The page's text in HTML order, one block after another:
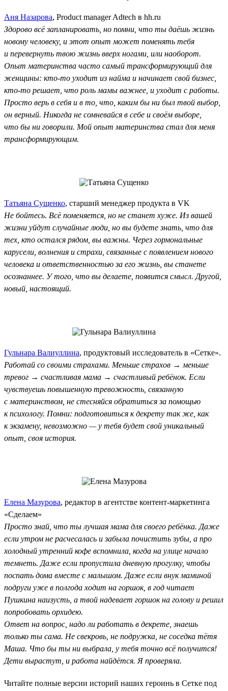
Аня Назарова, Product manager Adtech в hh.ru
Здорово всё запланировать, но помни, что ты даёшь жизнь
новому человеку, и этот опыт может поменять тебя
и перевернуть твою жизнь вверх ногами, или наоборот.
Опыт материнства часто самый трансформирующий для
женщины: кто-то уходит из найма и начинает свой бизнес,
кто-то решает, что роль мамы важнее, и уходит с работы.
Просто верь в себя и в то, что, каким бы ни был твой выбор,
он верный. Никогда не сомневайся в себе и своём выборе,
что бы ни говорили. Мой опыт материнства стал для меня
трансформирующим.
Татьяна Сущенко, старший менеджер продукта в VK
Не бойтесь. Всё поменяется, но не станет хуже. Из вашей
жизни уйдут случайные люди, но вы будете знать, что для
тех, кто остался рядом, вы важны. Через гормональные
карусели, волнения и страхи, связанные с появлением нового
человека и ответственностью за его жизнь, вы станете
осознаннее. У того, что вы делаете, появится смысл. Другой,
новый, настоящий.
Гульнара Валиуллина, продуктовый исследователь в «Сетке».
Работай со своими страхами. Меньше страхов → меньше
тревог → счастливая мама → счастливый ребёнок. Если
чувствуешь повышенную тревожность, связанную
с материнством, не стесняйся обратиться за помощью
к психологу. Помни: подготовиться к декрету так же, как
к экзамену, невозможно — у тебя будет свой уникальный
опыт, своя история.
Елена Мазурова, редактор в агентстве контент-маркетинга
«Сделаем»
Просто знай, что ты лучшая мама для своего ребёнка. Даже
если утром не расчесалась и забыла почистить зубы, а про
холодный утренний кофе вспомнила, когда на улице начало
темнеть. Даже если пропустила дневную прогулку, чтобы
поспать дома вместе с малышом. Даже если внук маминой
подруги уже в полгода ходит на горшок, в год читает
Пушкина наизусть, а твой надевает горшок на голову и решил
попробовать орхидею.
Ответ на вопрос, надо ли работать в декрете, знаешь
только ты сама. Не свекровь, не подружка, не соседка тётя
Маша. Что бы ты ни выбрала, у тебя точно всё получится!
Дети вырастут, и работа найдётся. Я проверяла.
Читайте полные версии историй наших героинь в Сетке под